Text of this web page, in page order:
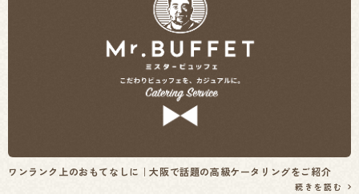
ワンランク上のおもてなしに｜大阪で話題の高級ケータリングをご紹介
続きを読む